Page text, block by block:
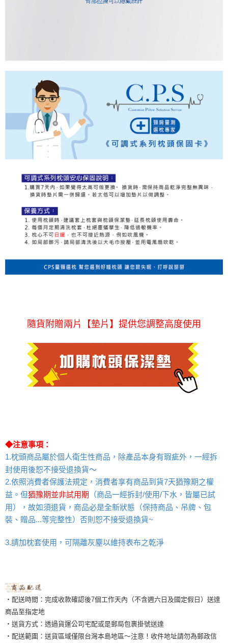
隨貨附贈兩片【墊片】提供您調整高度使用
◆注意事項：
1.枕頭商品屬於個人衛生性商品，除產品本身有瑕疵外，一經拆
封使用後恕不接受退換貨～
2.依照消費者保護法規定，消費者享有商品到貨7天猶豫期之權
益。但猶豫期並非試用期
（商品一經拆封/使用/下水，皆屬已試
用），故如須退貨，商品必是全新狀態（保持商品、吊牌、包
裝、贈品...等完整性）否則恕不接受退換貨~
3.請加枕套使用，可隔離灰塵以維持表布之乾淨
‧配送時間：完成收款確認後7個工作天內（不含週六日及國定假日）送達
商品至指定地
‧送貨方式：透過貨運公司宅配或是郵局包裹掛號送達
‧配送範圍：送貨區域僅限台灣本島地區～注意！收件地址請勿為郵政信